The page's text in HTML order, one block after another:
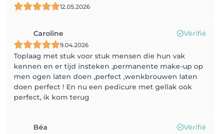
12.05.2026
Caroline Vérifié
9.04.2026
Toplaag met stuk voor stuk mensen die hun vak
kennen en er tijd insteken ,permanente make-up op
men ogen laten doen ,perfect ,wenkbrouwen laten
doen perfect ! En nu een pedicure met gellak ook
perfect, ik kom terug
Béa Vérifié